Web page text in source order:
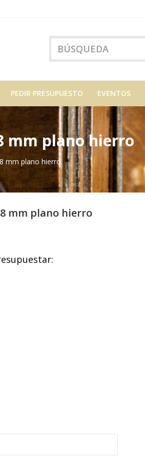
PEDIR PRESUPUESTO EVENTOS
mm plano hierro
mm plano hierro
mm plano hierro